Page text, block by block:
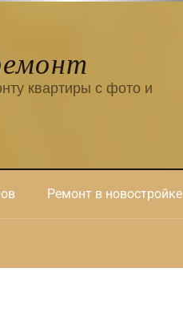
квартиры с фото и
Ремонт в новостройке